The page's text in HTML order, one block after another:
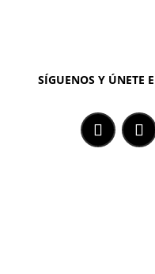
SÍGUENOS Y ÚNETE